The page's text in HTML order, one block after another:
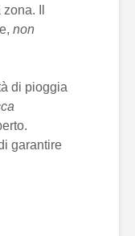
Il
non
di pioggia
garantire